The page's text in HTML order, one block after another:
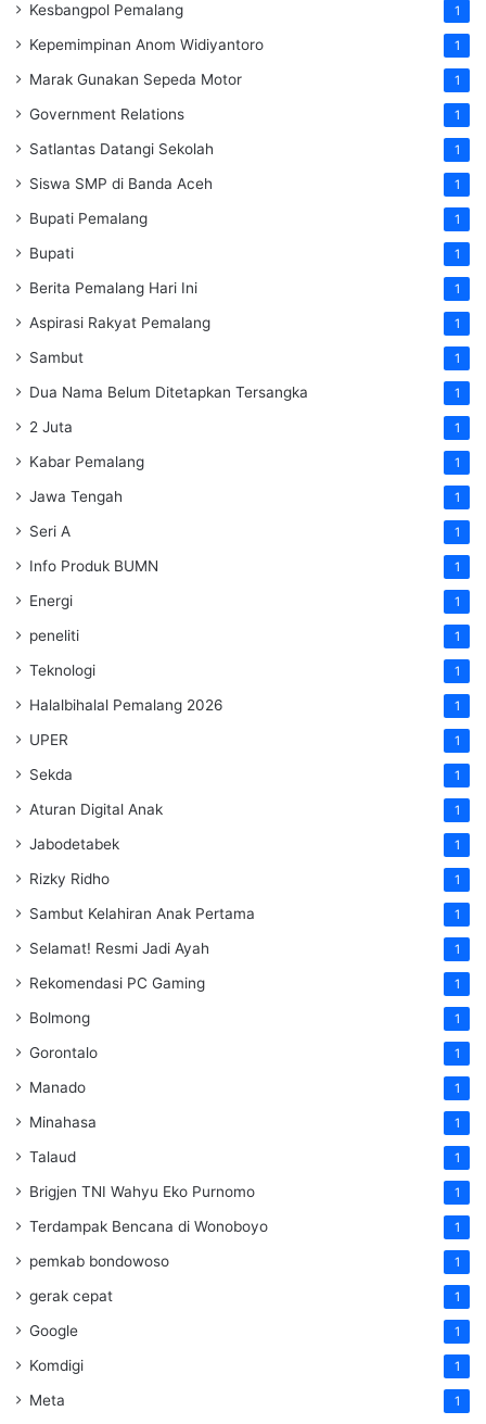
Kesbangpol Pemalang 1
Kepemimpinan Anom Widiyantoro 1
Marak Gunakan Sepeda Motor 1
Government Relations 1
Satlantas Datangi Sekolah 1
Siswa SMP di Banda Aceh 1
Bupati Pemalang 1
Bupati 1
Berita Pemalang Hari Ini 1
Aspirasi Rakyat Pemalang 1
Sambut 1
Dua Nama Belum Ditetapkan Tersangka 1
2 Juta 1
Kabar Pemalang 1
Jawa Tengah 1
Seri A 1
Info Produk BUMN 1
Energi 1
peneliti 1
Teknologi 1
Halalbihalal Pemalang 2026 1
UPER 1
Sekda 1
Aturan Digital Anak 1
Jabodetabek 1
Rizky Ridho 1
Sambut Kelahiran Anak Pertama 1
Selamat! Resmi Jadi Ayah 1
Rekomendasi PC Gaming 1
Bolmong 1
Gorontalo 1
Manado 1
Minahasa 1
Talaud 1
Brigjen TNI Wahyu Eko Purnomo 1
Terdampak Bencana di Wonoboyo 1
pemkab bondowoso 1
gerak cepat 1
Google 1
Komdigi 1
Meta 1